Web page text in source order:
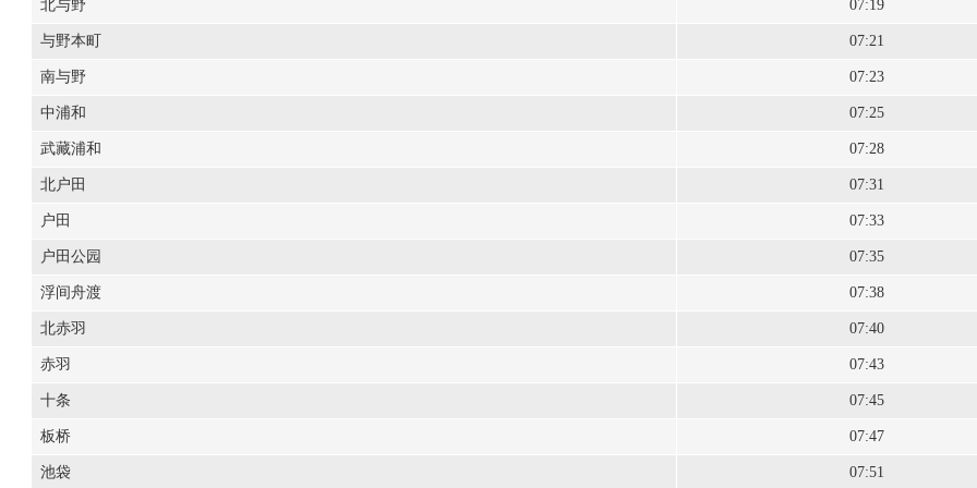
北与野 07:19
与野本町 07:21
南与野 07:23
中浦和 07:25
武藏浦和 07:28
北户田 07:31
户田 07:33
户田公园 07:35
浮间舟渡 07:38
北赤羽 07:40
赤羽 07:43
十条 07:45
板桥 07:47
池袋 07:51